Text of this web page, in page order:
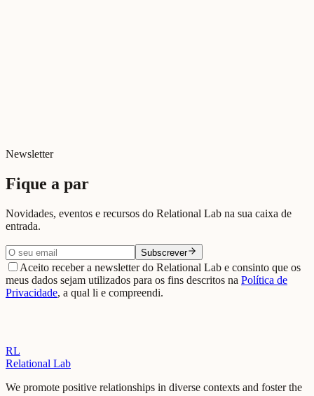
Newsletter
Fique a par
Novidades, eventos e recursos do Relational Lab na sua caixa de
entrada.
Subscrever
Aceito receber a newsletter do Relational Lab e consinto que os
meus dados sejam utilizados para os fins descritos na Política de
Privacidade, a qual li e compreendi.
RL
Relational Lab
We promote positive relationships in diverse contexts and foster the